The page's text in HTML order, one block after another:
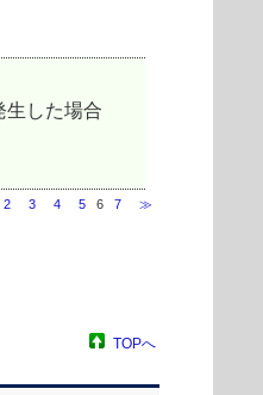
生した場合
2 3 4 5 6 7 ≫
TOPへ